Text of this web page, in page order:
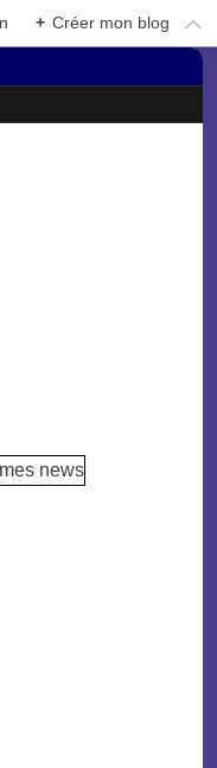
+ Créer mon blog